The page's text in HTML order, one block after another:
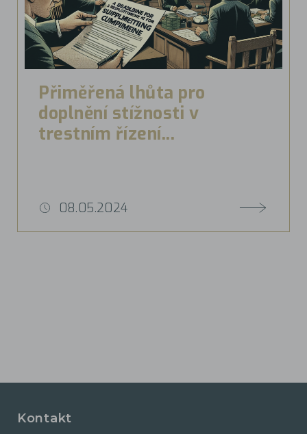
Přiměřená lhůta pro
doplnění stížnosti v
trestním řízení...
08.05.2024
Kontakt